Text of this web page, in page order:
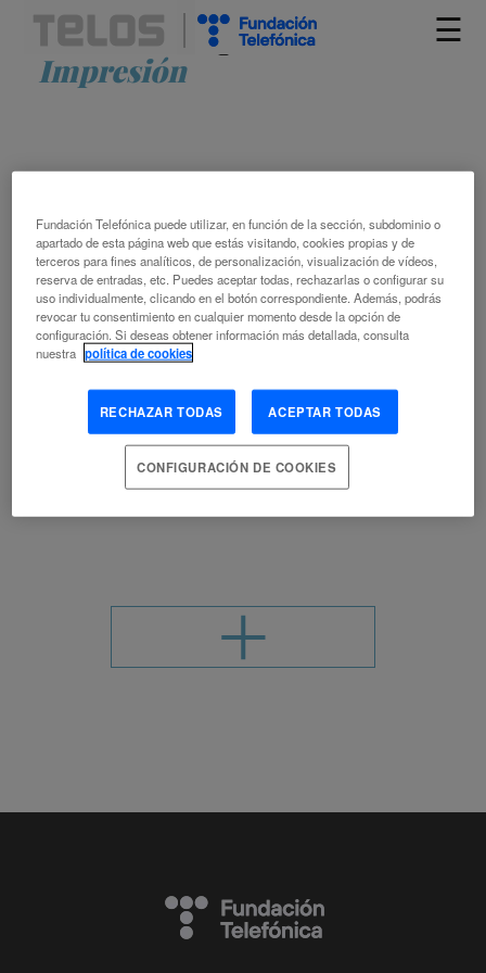
☰
Artículos etiquetados como
Impresión
LAS PATENTES EN TIEMPOS DE
PANDEMIA
6.30 DESARROLLO ECONÓMICO Y SOCIAL
IMPRESIÓNNACIONES UNIDASPANDEMIAPATENTE
PUBLICIDADSOCIEDAD FUTURAVACUNACIÓN
Fundación Telefónica puede utilizar, en función de la sección, subdominio o
apartado de esta página web que estás visitando, cookies propias y de
terceros para fines analíticos, de personalización, visualización de vídeos,
reserva de entradas, etc. Puedes aceptar todas, rechazarlas o configurar su
uso individualmente, clicando en el botón correspondiente. Además, podrás
revocar tu consentimiento en cualquier momento desde la opción de
configuración. Si deseas obtener información más detallada, consulta
nuestra política de cookies
RECHAZAR TODAS ACEPTAR TODAS
CONFIGURACIÓN DE COOKIES